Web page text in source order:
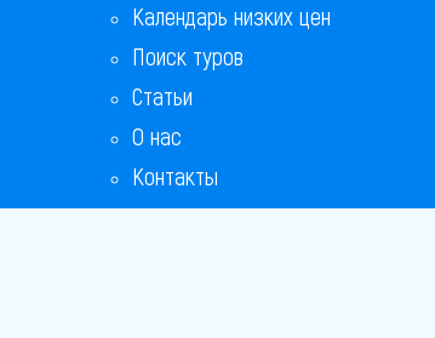
Календарь низких цен
Поиск туров
Статьи
О нас
Контакты
Бонусная программа